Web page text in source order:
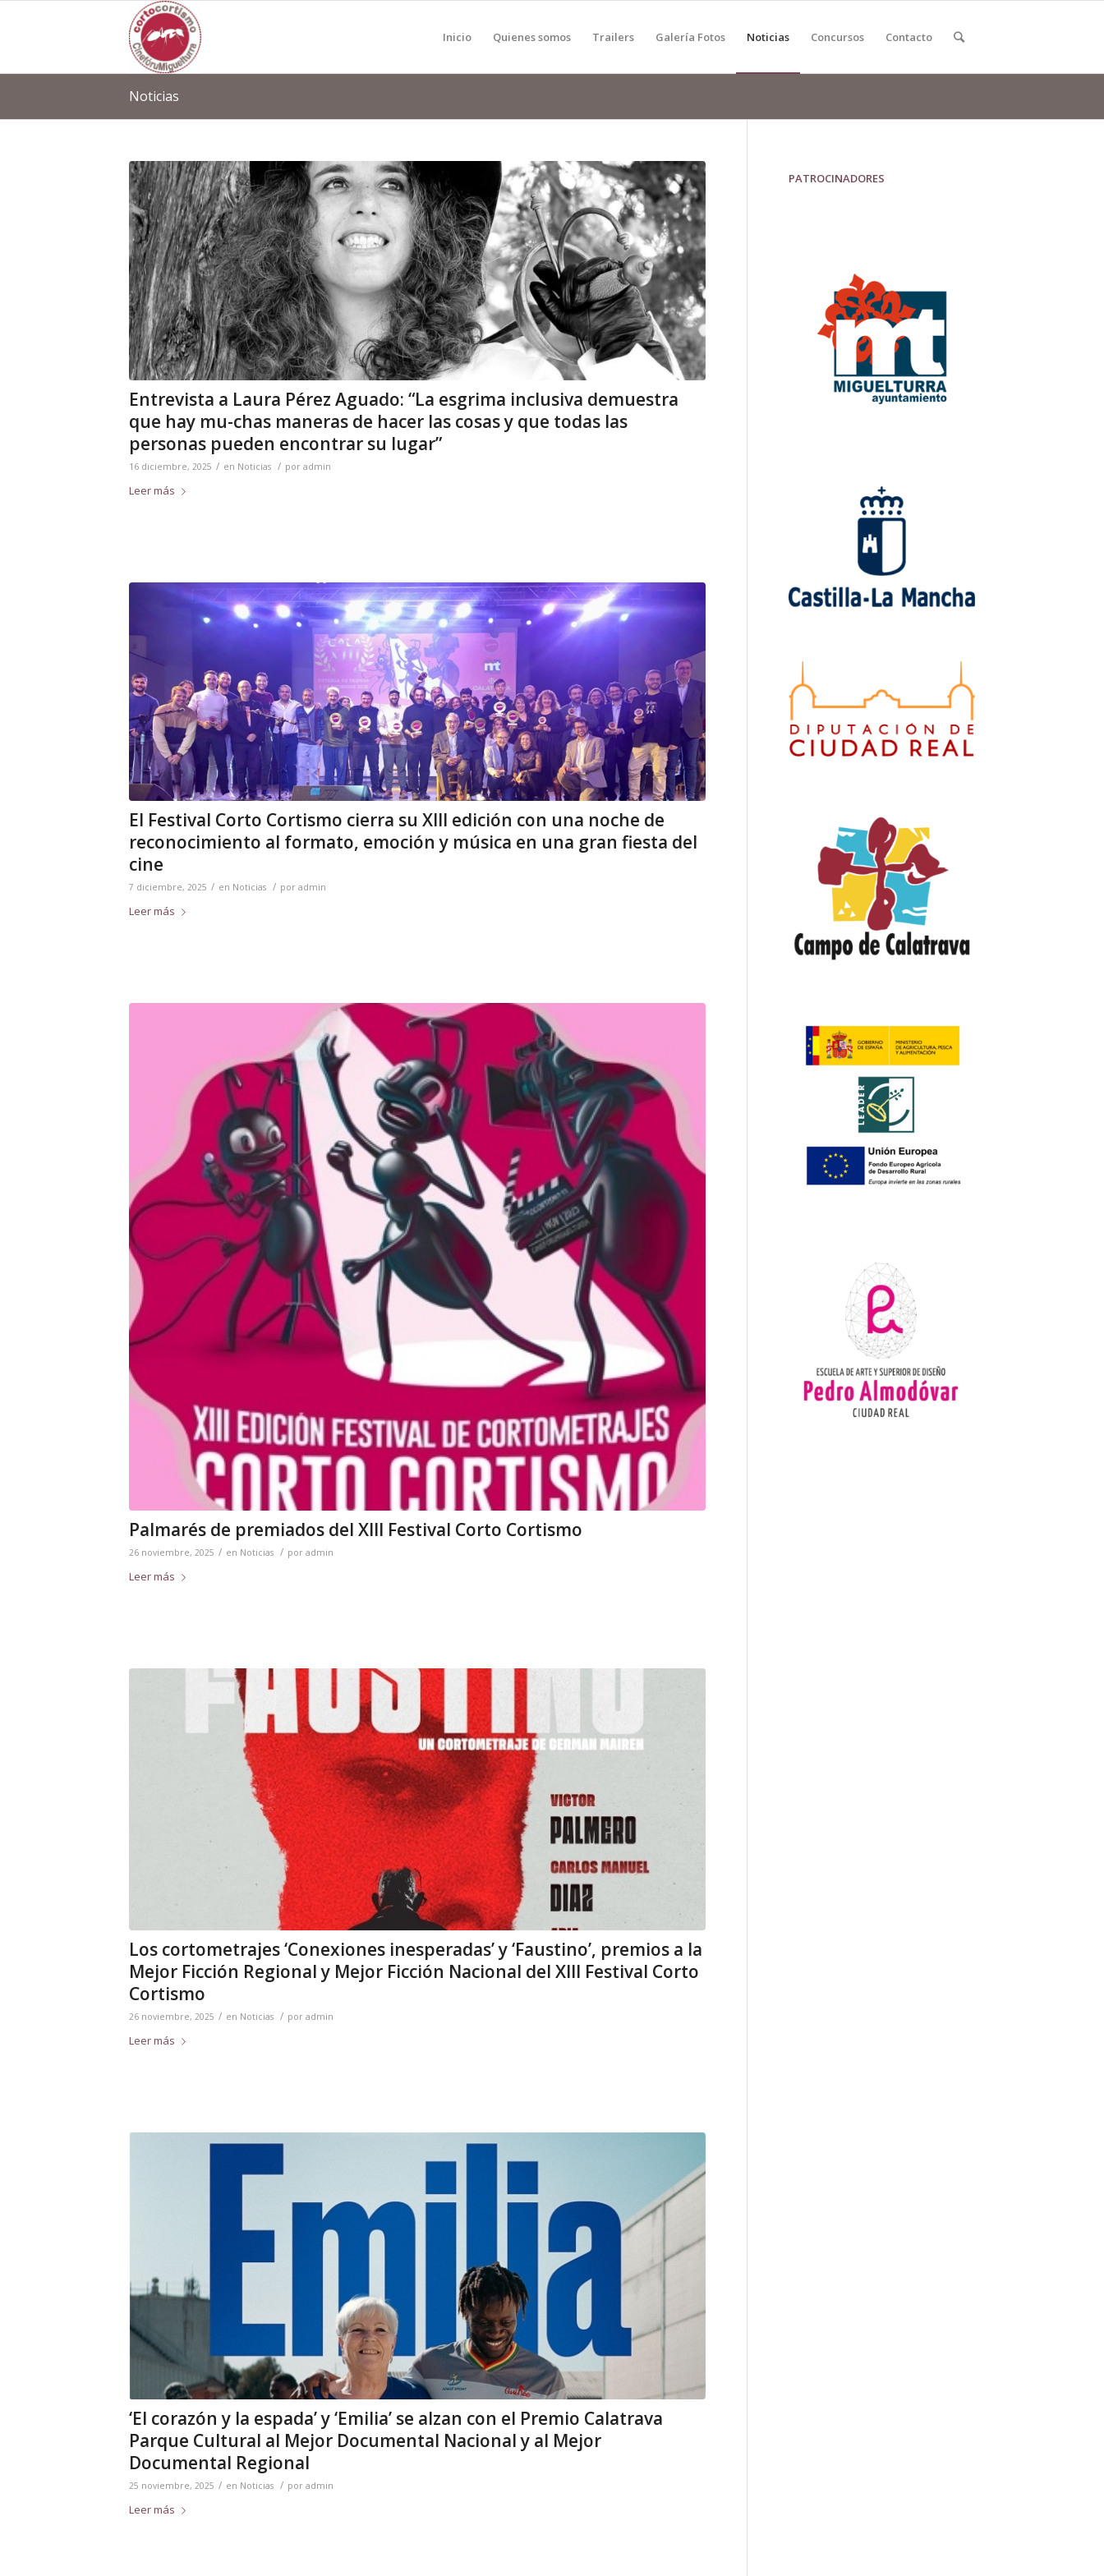
Inicio Quienes somos Trailers Galería Fotos Noticias Concursos Contacto
Noticias
Entrevista a Laura Pérez Aguado: “La esgrima inclusiva demuestra
que hay mu-chas maneras de hacer las cosas y que todas las
personas pueden encontrar su lugar”
16 diciembre, 2025 / en Noticias / por admin
Leer más
El Festival Corto Cortismo cierra su XIII edición con una noche de
reconocimiento al formato, emoción y música en una gran fiesta del
cine
7 diciembre, 2025 / en Noticias / por admin
Leer más
Palmarés de premiados del XIII Festival Corto Cortismo
26 noviembre, 2025 / en Noticias / por admin
Leer más
Los cortometrajes ‘Conexiones inesperadas’ y ‘Faustino’, premios a la
Mejor Ficción Regional y Mejor Ficción Nacional del XIII Festival Corto
Cortismo
26 noviembre, 2025 / en Noticias / por admin
Leer más
‘El corazón y la espada’ y ‘Emilia’ se alzan con el Premio Calatrava
Parque Cultural al Mejor Documental Nacional y al Mejor
Documental Regional
25 noviembre, 2025 / en Noticias / por admin
Leer más
PATROCINADORES